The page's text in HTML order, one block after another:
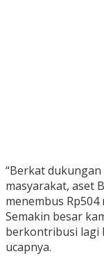
“Berkat
masyarakat, aset
menembus
Semakin besar
berkontribusi lagi
ucapnya.